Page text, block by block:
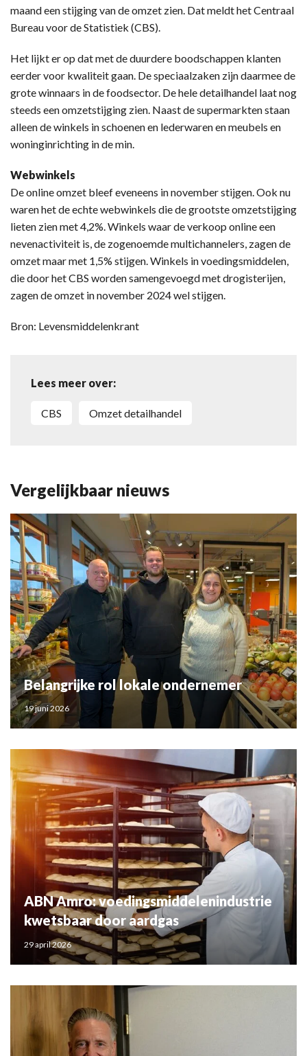
maand een stijging van de omzet zien. Dat meldt het Centraal
Bureau voor de Statistiek (CBS).
Het lijkt er op dat met de duurdere boodschappen klanten
eerder voor kwaliteit gaan. De speciaalzaken zijn daarmee de
grote winnaars in de foodsector. De hele detailhandel laat nog
steeds een omzetstijging zien. Naast de supermarkten staan
alleen de winkels in schoenen en lederwaren en meubels en
woninginrichting in de min.
Webwinkels
De online omzet bleef eveneens in november stijgen. Ook nu
waren het de echte webwinkels die de grootste omzetstijging
lieten zien met 4,2%. Winkels waar de verkoop online een
nevenactiviteit is, de zogenoemde multichannelers, zagen de
omzet maar met 1,5% stijgen. Winkels in voedingsmiddelen,
die door het CBS worden samengevoegd met drogisterijen,
zagen de omzet in november 2024 wel stijgen.
Bron: Levensmiddelenkrant
Lees meer over:
CBS omzet detailhandel
Vergelijkbaar nieuws
Belangrijke rol lokale ondernemer
19 juni 2026
ABN Amro: voedingsmiddelenindustrie
kwetsbaar door aardgas
29 april 2026